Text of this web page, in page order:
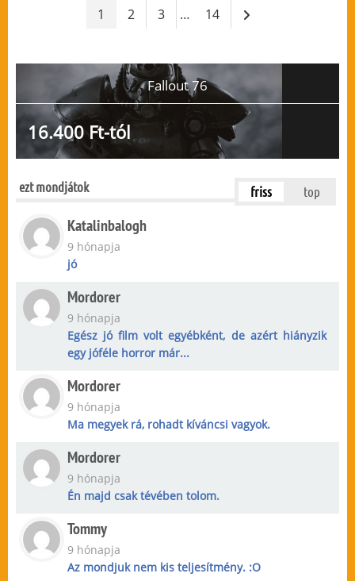
1 2 3 … 14
Fallout 76
16.400 Ft-tól
ezt mondjátok friss top
Katalinbalogh
9 hónapja
jó
Mordorer
9 hónapja
Egész jó film volt egyébként, de azért hiányzik
egy jóféle horror már...
Mordorer
9 hónapja
Ma megyek rá, rohadt kíváncsi vagyok.
Mordorer
9 hónapja
Én majd csak tévében tolom.
Tommy
9 hónapja
Az mondjuk nem kis teljesítmény. :O